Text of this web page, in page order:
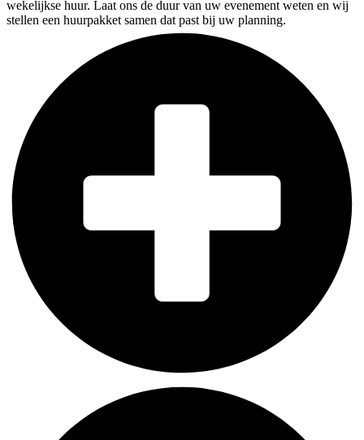
wekelijkse huur. Laat ons de duur van uw evenement weten en wij
stellen een huurpakket samen dat past bij uw planning.